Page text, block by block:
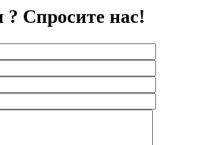
Спросите нас!